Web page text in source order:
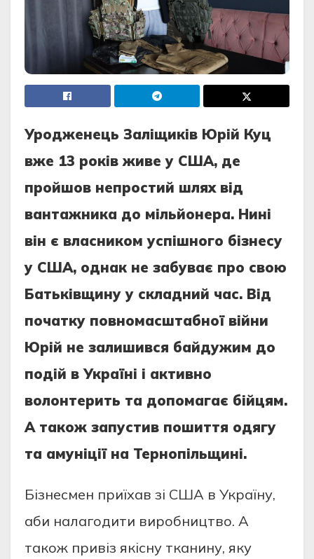
Уродженець Заліщиків Юрій Куц
вже 13 років живе у США, де
пройшов непростий шлях від
вантажника до мільйонера. Нині
він є власником успішного бізнесу
у США, однак не забуває про свою
Батьківщину у складний час. Від
початку повномасштабної війни
Юрій не залишився байдужим до
подій в Україні і активно
волонтерить та допомагає бійцям.
А також запустив пошиття одягу
та амуніції на Тернопільщині.
Бізнесмен приїхав зі США в Україну,
аби налагодити виробництво. А
також привіз якісну тканину, яку